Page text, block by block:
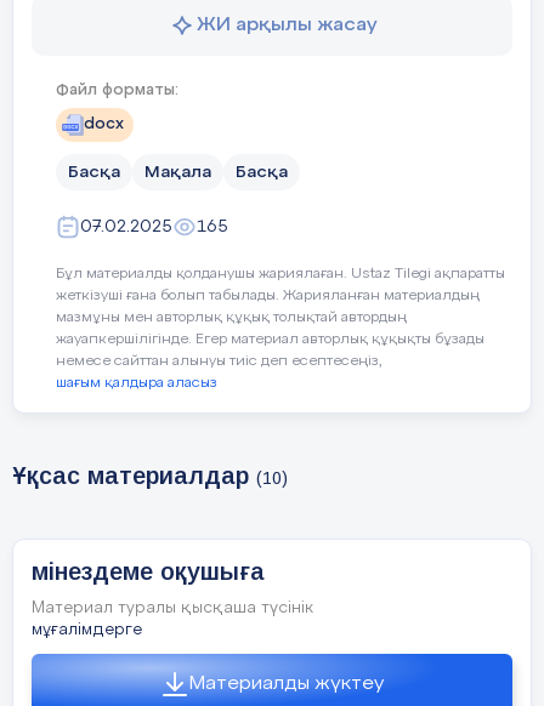
алатын адамдарға жарамды.Сондай-ақ, осы
барлық нұсқаулықтарды нақты орындауы және
өрт қауіпсіздігінің барлық ережелерін сақтауы
тиіс.«Электр жабдығы» мамандығы бірнеше
- техник-электрик.
Кәсіп/мамандық сипаттамасы:
Кез келген қазіргі заманғы өндіріс қызмет
көрсету, оның техникалық жай-күйін сақтау,
техникалық қызмет көрсету, жөндеу және
салада қажет.
студенттер электр және электромеханикалық
жабдықтарды баптауды, реттеуді және
тексеруді, оны заманауи бақылау-өлшеу
аспаптарын пайдалана отырып
ЖИ арқылы жасау
Файл форматы:
docx
Басқа Мақала Басқа
07.02.2025 165
Бұл материалды қолданушы жариялаған. Ustaz Tilegi ақпаратты
жеткізуші ғана болып табылады. Жарияланған материалдың
мазмұны мен авторлық құқық толықтай автордың
жауапкершілігінде. Егер материал авторлық құқықты бұзады
немесе сайттан алынуы тиіс деп есептесеңіз,
шағым қалдыра аласыз
Ұқсас материалдар (10)
мінездеме оқушыға
Материал туралы қысқаша түсінік
мұғалімдерге
Материалды жүктеу